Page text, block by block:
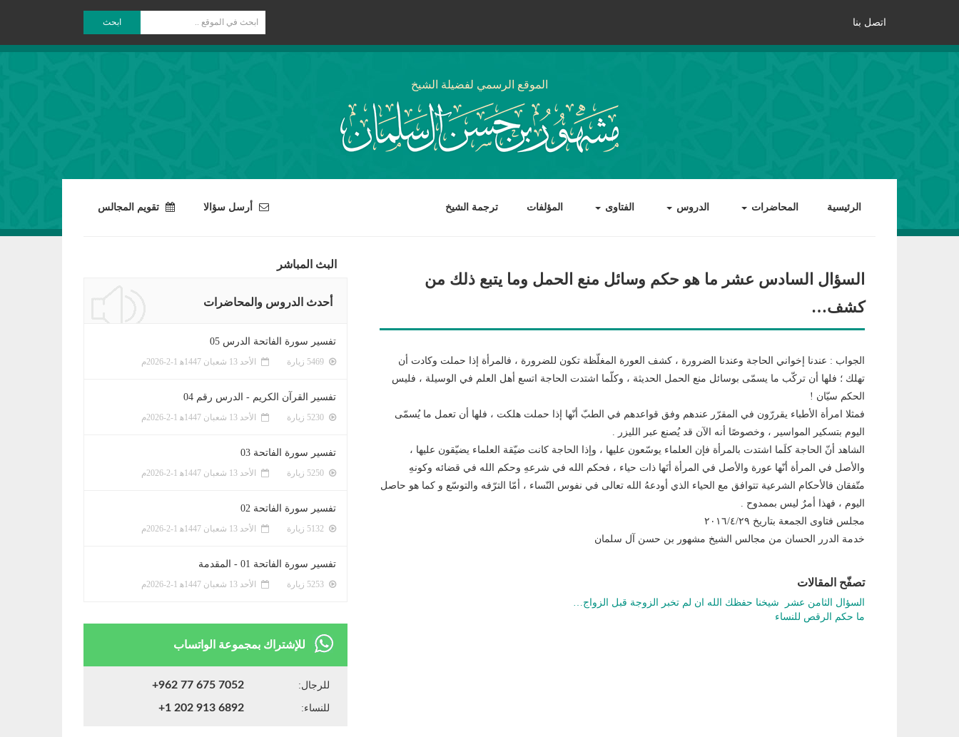
اتصل بنا ابحث
الموقع الرسمي لفضيلة الشيخ
الرئيسية المحاضرات الدروس الفتاوى المؤلفات ترجمة الشيخ أرسل سؤالا تقويم المجالس
السؤال السادس عشر ما هو حكم وسائل منع الحمل وما يتبع ذلك من
كشف…
الجواب : عندنا إخواني الحاجة وعندنا الضرورة ، كشف العورة المغلّظة تكون للضرورة ، فالمرأة إذا حملت وكادت أن
تهلك ؛ فلها أن تركّب ما يسمّى بوسائل منع الحمل الحديثة ، وكلّما اشتدت الحاجة اتسع أهل العلم في الوسيلة ، فليس
الحكم سيّان !
فمثلا امرأة الأطباء يقررّون في المقرّر عندهم وفق قواعدهم في الطبّ أنّها إذا حملت هلكت ، فلها أن تعمل ما يُسمّى
اليوم بتسكير المواسير ، وخصوصًا أنه الآن قد يُصنع عبر الليزر .
الشاهد أنّ الحاجة كلَما اشتدت بالمرأة فإن العلماء يوسّعون عليها ، وإذا الحاجة كانت ضيّقة العلماء يضيّقون عليها ،
والأصل في المرأة أنّها عورة والأصل في المرأة أنَها ذات حياء ، فحكم الله في شرعهِ وحكم الله في قضائه وكونهِ
متّفقان فالأحكام الشرعية تتوافق مع الحياء الذي أودعهُ الله تعالى في نفوس النّساء ، أمّا الترّفه والتوسّع و كما هو حاصل
اليوم ، فهذا أمرٌ ليس بممدوح .
مجلس فتاوى الجمعة بتاريخ ٢٠١٦/٤/٢٩
خدمة الدرر الحسان من مجالس الشيخ مشهور بن حسن آل سلمان
تصفّح المقالات
السؤال الثامن عشر شيخنا حفظك الله ان لم تخبر الزوجة قبل الزواج…
ما حكم الرقص للنساء
البث المباشر
أحدث الدروس والمحاضرات
تفسير سورة الفاتحة الدرس 05
الأحد 13 شعبان 1447ﻫ 1-2-2026م
تفسير القرآن الكريم - الدرس رقم 04
الأحد 13 شعبان 1447ﻫ 1-2-2026م
تفسير سورة الفاتحة 03
الأحد 13 شعبان 1447ﻫ 1-2-2026م
تفسير سورة الفاتحة 02
الأحد 13 شعبان 1447ﻫ 1-2-2026م
تفسير سورة الفاتحة 01 - المقدمة
الأحد 13 شعبان 1447ﻫ 1-2-2026م
للإشتراك بمجموعة الواتساب
للرجال: +962 77 675 7052
للنساء: +1 202 913 6892